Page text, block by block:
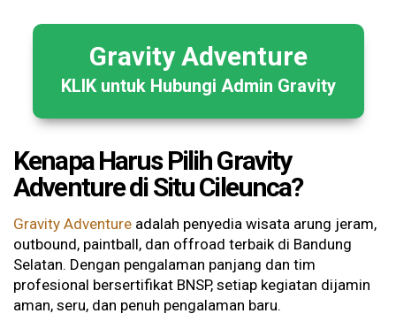
Gravity Adventure
KLIK untuk Hubungi Admin Gravity
Kenapa Harus Pilih Gravity
Adventure di Situ Cileunca?
Gravity Adventure adalah penyedia wisata arung jeram,
outbound, paintball, dan offroad terbaik di Bandung
Selatan. Dengan pengalaman panjang dan tim
profesional bersertifikat BNSP, setiap kegiatan dijamin
aman, seru, dan penuh pengalaman baru.